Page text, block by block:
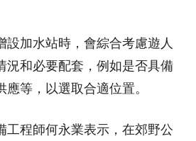
設加水站時，會綜合考慮遊人
況和必要配套，例如是否具備
應等，以選取合適位置。
工程師何永業表示，在郊野公